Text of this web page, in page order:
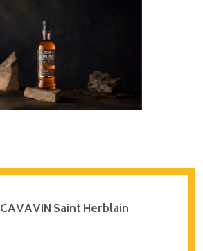
CAVAVIN Saint Herblain